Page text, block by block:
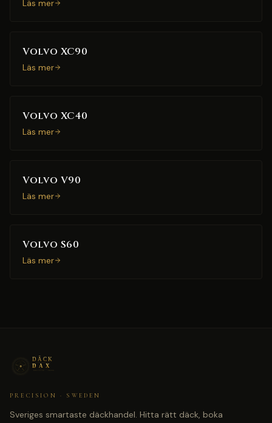
Läs mer
Volvo XC90
Läs mer
Volvo XC40
Läs mer
Volvo V90
Läs mer
Volvo S60
Läs mer
PRECISION · SWEDEN
Sveriges smartaste däckhandel. Hitta rätt däck, boka